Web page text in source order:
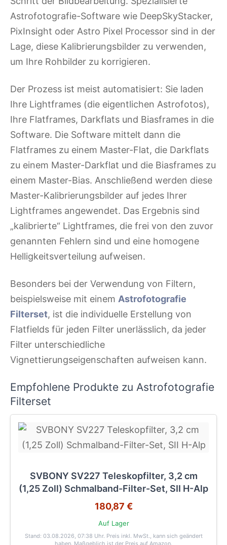
Astrofotografie-Software wie DeepSkyStacker,
PixInsight oder Astro Pixel Processor sind in der
Lage, diese Kalibrierungsbilder zu verwenden,
um Ihre Rohbilder zu korrigieren.
Der Prozess ist meist automatisiert: Sie laden
Ihre Lightframes (die eigentlichen Astrofotos),
Ihre Flatframes, Darkflats und Biasframes in die
Software. Die Software mittelt dann die
Flatframes zu einem Master-Flat, die Darkflats
zu einem Master-Darkflat und die Biasframes zu
einem Master-Bias. Anschließend werden diese
Master-Kalibrierungsbilder auf jedes Ihrer
Lightframes angewendet. Das Ergebnis sind
„kalibrierte“ Lightframes, die frei von den zuvor
genannten Fehlern sind und eine homogene
Helligkeitsverteilung aufweisen.
Besonders bei der Verwendung von Filtern,
beispielsweise mit einem Astrofotografie
Filterset, ist die individuelle Erstellung von
Flatfields für jeden Filter unerlässlich, da jeder
Filter unterschiedliche
Vignettierungseigenschaften aufweisen kann.
Empfohlene Produkte zu Astrofotografie
Filterset
SVBONY SV227 Teleskopfilter, 3,2 cm
(1,25 Zoll) Schmalband-Filter-Set, SII H-Alp
180,87 €
Auf Lager
Stand: 03.08.2026, 07:38 Uhr. Preis inkl. MwSt., kann sich geändert
haben. Maßgeblich ist der Preis auf Amazon.